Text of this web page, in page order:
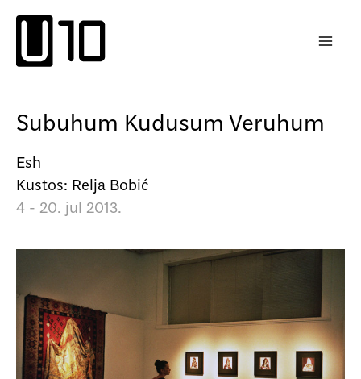
садржај
Subuhum Kudusum Veruhum
Esh
Kustos: Relja Bobić
4 - 20. jul 2013.